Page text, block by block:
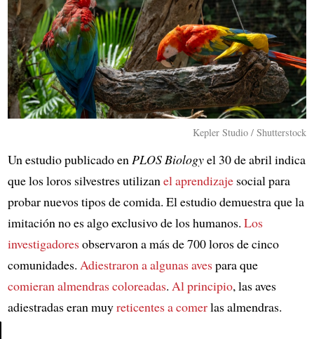
Kepler Studio / Shutterstock
Un estudio publicado en PLOS Biologyel 30 de abril indica
que los loros silvestres utilizan el aprendizajesocial para
probar nuevos tipos de comida. El estudio demuestra que la
imitación no es algo exclusivo de los humanos. Los
investigadoresobservaron a más de 700 loros de cinco
comunidades. Adiestraron a algunas avespara que
comieran almendras coloreadas. Al principio, las aves
adiestradas eran muyreticentes a comerlas almendras.